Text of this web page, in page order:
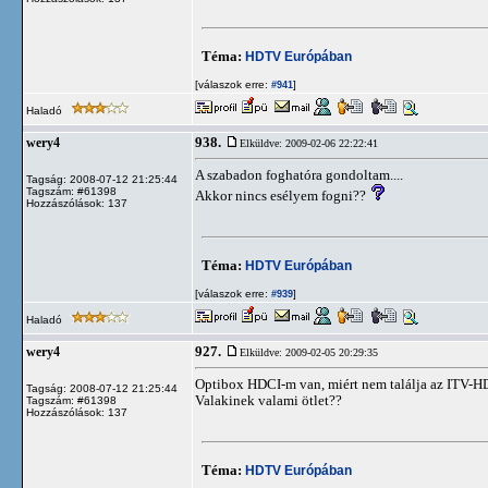
Téma: HDTV Európában
[válaszok erre: #941]
Haladó
wery4
Tagság: 2008-07-12 21:25:44
Tagszám: #61398
Hozzászólások: 137
938. Elküldve: 2009-02-06 22:22:41
A szabadon foghatóra gondoltam....
Akkor nincs esélyem fogni??
Téma: HDTV Európában
[válaszok erre: #939]
Haladó
wery4
Tagság: 2008-07-12 21:25:44
Tagszám: #61398
Hozzászólások: 137
927. Elküldve: 2009-02-05 20:29:35
Optibox HDCI-m van, miért nem találja az ITV-
Valakinek valami ötlet??
Téma: HDTV Európában